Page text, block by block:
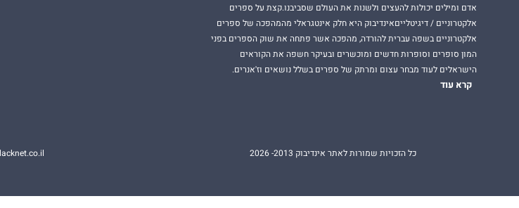
אדם ומילים יכולות להעצים ולשנות את העולם שסביבנו.קצת על ספרים
אלקטרוניים / דיגיטלייםאינדיבוק היא חלק אינטגראלי מהמהפכה של ספרים
אלקטרוניים בשפה עברית להורדה, מהפכה אשר פתחה את שוק הספרים בפני
המון סופרים וסופרות חדשים ומוכשרים ובעיקר חשפה את הקוראים
הישראלים לעוד מבחר עצום ומרתק של ספרים בשלל נושאים וז'אנרים.
קרא עוד
כל הזכויות שמורות לאתר אינדיבוק 2013- 2026